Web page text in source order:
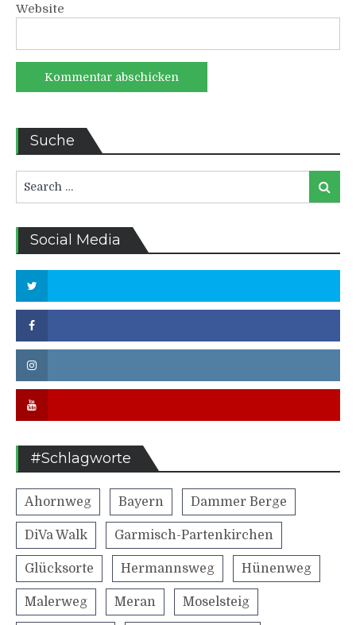
Website
Suche
for:
Search
Social Media
#Schlagworte
Ahornweg Bayern Dammer Berge
DiVa Walk Garmisch-Partenkirchen
Glücksorte Hermannsweg Hünenweg
Malerweg Meran Moselsteig